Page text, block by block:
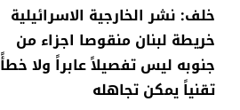
خلف: نشر الخارجية الاسرائيلية
خريطة لبنان منقوصا اجزاء من
جنوبه ليس تفصيلاً عابراً ولا خطأً
تقنياً يمكن تجاهله